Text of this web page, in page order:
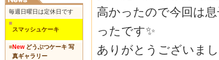
毎週日曜日は定休日です
■
スマッシュケーキ
■Newどうぶつケーキ 写
真ギャラリー
高かったので今回は
ったです✨
ありがとうございま